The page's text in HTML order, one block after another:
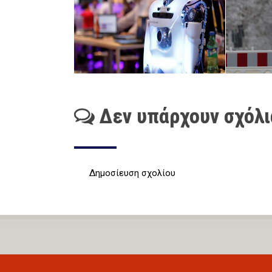
Δεν υπάρχουν
Δημοσίευση σχολίου